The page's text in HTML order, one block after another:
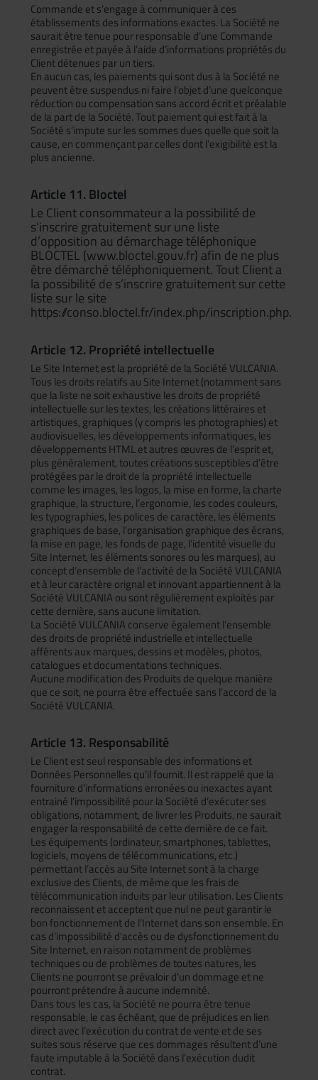
Commande et s’engage à communiquer à ces
établissements des informations exactes. La Société ne
saurait être tenue pour responsable d’une Commande
enregistrée et payée à l’aide d’informations propriétés du
Client détenues par un tiers.
En aucun cas, les paiements qui sont dus à la Société ne
peuvent être suspendus ni faire l’objet d’une quelconque
réduction ou compensation sans accord écrit et préalable
de la part de la Société. Tout paiement qui est fait à la
Société s’impute sur les sommes dues quelle que soit la
cause, en commençant par celles dont l’exigibilité est la
plus ancienne.
Article 11. Bloctel
Le Client consommateur a la possibilité de
s’inscrire gratuitement sur une liste
d’opposition au démarchage téléphonique
BLOCTEL (www.bloctel.gouv.fr) afin de ne plus
être démarché téléphoniquement. Tout Client a
la possibilité de s’inscrire gratuitement sur cette
liste sur le site
https://conso.bloctel.fr/index.php/inscription.php.
Article 12. Propriété intellectuelle
Le Site Internet est la propriété de la Société VULCANIA.
Tous les droits relatifs au Site Internet (notamment sans
que la liste ne soit exhaustive les droits de propriété
intellectuelle sur les textes, les créations littéraires et
artistiques, graphiques (y compris les photographies) et
audiovisuelles, les développements informatiques, les
développements HTML et autres œuvres de l’esprit et,
plus généralement, toutes créations susceptibles d’être
protégées par le droit de la propriété intellectuelle
comme les images, les logos, la mise en forme, la charte
graphique, la structure, l’ergonomie, les codes couleurs,
les typographies, les polices de caractère, les éléments
graphiques de base, l’organisation graphique des écrans,
la mise en page, les fonds de page, l’identité visuelle du
Site Internet, les éléments sonores ou les marques), au
concept d’ensemble de l’activité de la Société VULCANIA
et à leur caractère orignal et innovant appartiennent à la
Société VULCANIA ou sont régulièrement exploités par
cette dernière, sans aucune limitation.
La Société VULCANIA conserve également l’ensemble
des droits de propriété industrielle et intellectuelle
afférents aux marques, dessins et modèles, photos,
catalogues et documentations techniques.
Aucune modification des Produits de quelque manière
que ce soit, ne pourra être effectuée sans l’accord de la
Société VULCANIA.
Article 13. Responsabilité
Le Client est seul responsable des informations et
Données Personnelles qu’il fournit. Il est rappelé que la
fourniture d’informations erronées ou inexactes ayant
entrainé l’impossibilité pour la Société d’exécuter ses
obligations, notamment, de livrer les Produits, ne saurait
engager la responsabilité de cette dernière de ce fait.
Les équipements (ordinateur, smartphones, tablettes,
logiciels, moyens de télécommunications, etc.)
permettant l’accès au Site Internet sont à la charge
exclusive des Clients, de même que les frais de
télécommunication induits par leur utilisation. Les Clients
reconnaissent et acceptent que nul ne peut garantir le
bon fonctionnement de l’Internet dans son ensemble. En
cas d’impossibilité d’accès ou de dysfonctionnement du
Site Internet, en raison notamment de problèmes
techniques ou de problèmes de toutes natures, les
Clients ne pourront se prévaloir d’un dommage et ne
pourront prétendre à aucune indemnité.
Dans tous les cas, la Société ne pourra être tenue
responsable, le cas échéant, que de préjudices en lien
direct avec l’exécution du contrat de vente et de ses
suites sous réserve que ces dommages résultent d’une
faute imputable à la Société dans l’exécution dudit
contrat.